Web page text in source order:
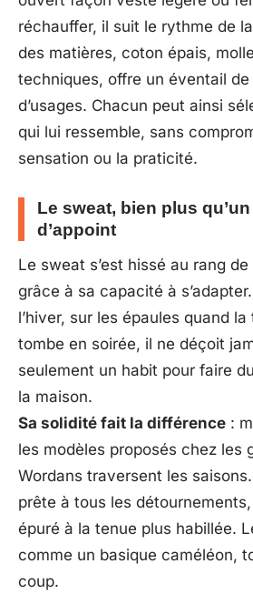
réchauffer, il suit le rythme de
des matières, coton épais,
techniques, offre un éventail
d’usages. Chacun peut ainsi
qui lui ressemble, sans
sensation ou la praticité.
Le sweat, bien plus
d’appoint
Le sweat s’est hissé au rang
grâce à sa capacité à
l’hiver, sur les épaules quand
tombe en soirée, il ne déçoit
seulement un habit pour faire
la maison.
Sa solidité fait la différence :
les modèles proposés chez les
Wordans traversent les
prête à tous les
épuré à la tenue plus habillée.
comme un basique caméléon,
coup.